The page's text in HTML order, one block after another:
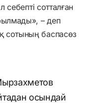
себепті сотталған
– деп
сотының баспасөз
осындай